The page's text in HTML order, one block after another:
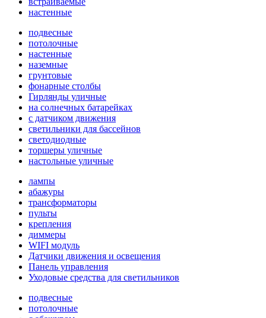
настенные
подвесные
потолочные
настенные
наземные
грунтовые
фонарные столбы
Гирлянды уличные
на солнечных батарейках
с датчиком движения
светильники для бассейнов
светодиодные
торшеры уличные
настольные уличные
лампы
абажуры
трансформаторы
пульты
крепления
диммеры
WIFI модуль
Датчики движения и освещения
Панель управления
Уходовые средства для светильников
подвесные
потолочные